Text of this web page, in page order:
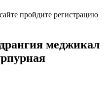
пройдите регистрацию
меджикал